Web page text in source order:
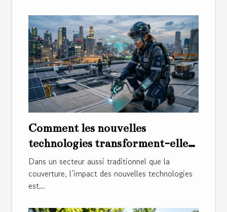
Comment les nouvelles
technologies transforment-elles
les métiers de la couverture ?
Dans un secteur aussi traditionnel que la
couverture, l’impact des nouvelles technologies
est...